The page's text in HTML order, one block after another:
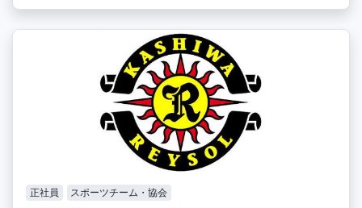
正社員 スポーツチーム・協会